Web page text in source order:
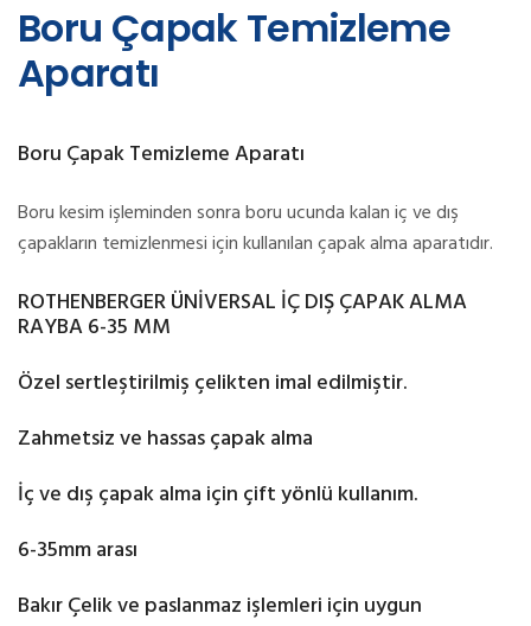
Boru Çapak Temizleme
Aparatı
Boru Çapak Temizleme Aparatı
Boru kesim işleminden sonra boru ucunda kalan iç ve dış
çapakların temizlenmesi için kullanılan çapak alma aparatıdır.
ROTHENBERGER ÜNİVERSAL İÇ DIŞ ÇAPAK ALMA
RAYBA 6-35 MM
Özel sertleştirilmiş çelikten imal edilmiştir.
Zahmetsiz ve hassas çapak alma
İç ve dış çapak alma için çift yönlü kullanım.
6-35mm arası
Bakır Çelik ve paslanmaz işlemleri için uygun